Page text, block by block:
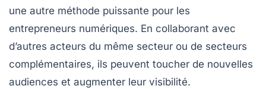
une autre méthode puissante pour les
entrepreneurs numériques. En collaborant avec
d’autres acteurs du même secteur ou de secteurs
complémentaires, ils peuvent toucher de nouvelles
audiences et augmenter leur visibilité.